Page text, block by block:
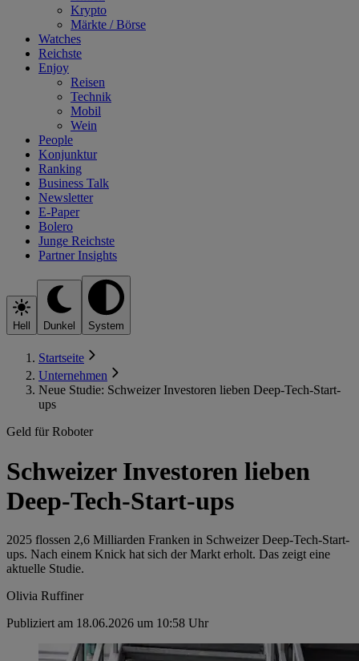
Krypto
Märkte / Börse
Watches
Reichste
Enjoy
Reisen
Technik
Mobil
Wein
People
Konjunktur
Ranking
Business Talk
Newsletter
E-Paper
Bolero
Junge Reichste
Partner Insights
Hell Dunkel System
Startseite
Unternehmen
Neue Studie: Schweizer Investoren lieben Deep-Tech-Start-
ups
Geld für Roboter
Schweizer Investoren lieben
Deep-Tech-Start-ups
2025 flossen 2,6 Milliarden Franken in Schweizer Deep-Tech-Start-
ups. Nach einem Knick hat sich der Markt erholt. Das zeigt eine
aktuelle Studie.
Olivia Ruffiner
Publiziert am 18.06.2026 um 10:58 Uhr